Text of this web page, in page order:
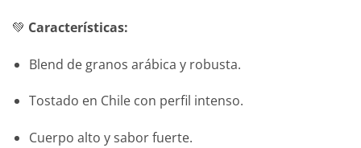
💚 Características:
Blend de granos arábica y robusta.
Tostado en Chile con perfil intenso.
Cuerpo alto y sabor fuerte.